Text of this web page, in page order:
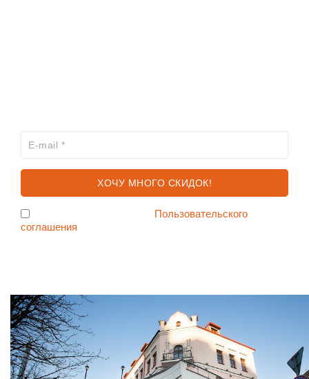
Пользовательского
соглашения